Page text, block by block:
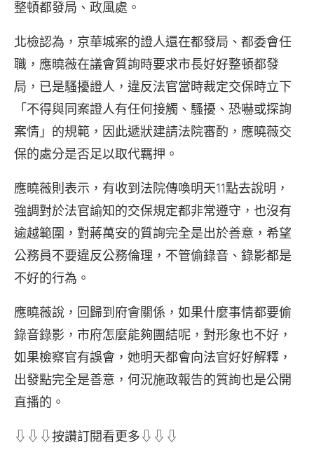
整頓都發局、政風處。
北檢認為，京華城案的證人還在都發局、都委會任
職，應曉薇在議會質詢時要求市長好好整頓都發
局，已是騷擾證人，違反法官當時裁定交保時立下
「不得與同案證人有任何接觸、騷擾、恐嚇或探詢
案情」的規範，因此遞狀建請法院審酌，應曉薇交
保的處分是否足以取代羈押。
應曉薇則表示，有收到法院傳喚明天11點去說明，
強調對於法官諭知的交保規定都非常遵守，也沒有
逾越範圍，對蔣萬安的質詢完全是出於善意，希望
公務員不要違反公務倫理，不管偷錄音、錄影都是
不好的行為。
應曉薇說，回歸到府會關係，如果什麼事情都要偷
錄音錄影，市府怎麼能夠團結呢，對形象也不好，
如果檢察官有誤會，她明天都會向法官好好解釋，
出發點完全是善意，何況施政報告的質詢也是公開
直播的。
⇩⇩⇩按讚訂閱看更多⇩⇩⇩